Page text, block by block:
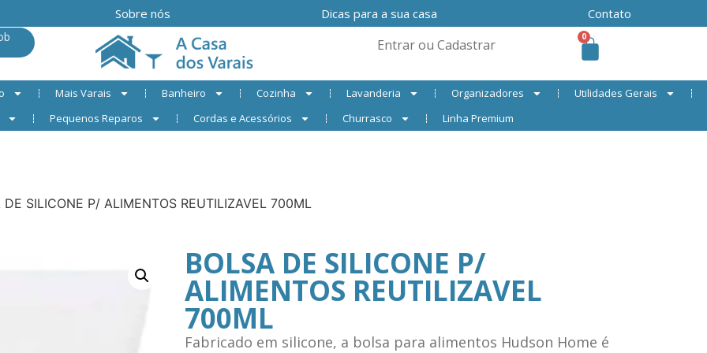
Sobre nós Dicas para a sua casa Contato
Entrar ou Cadastrar 0
Mais Varais Banheiro Cozinha Lavanderia Organizadores
Utilidades Gerais
Pequenos Reparos Cordas e Acessórios Churrasco Linha Premium
DE SILICONE P/ ALIMENTOS REUTILIZAVEL 700ML
BOLSA DE SILICONE P/
ALIMENTOS REUTILIZAVEL
700ML
Fabricado em silicone, a bolsa para alimentos Hudson Home é